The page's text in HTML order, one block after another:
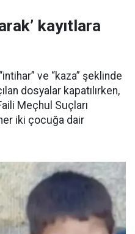
kayıtlara
ve “kaza” şeklinde
dosyalar kapatılırken,
Meçhul Suçları
iki çocuğa dair